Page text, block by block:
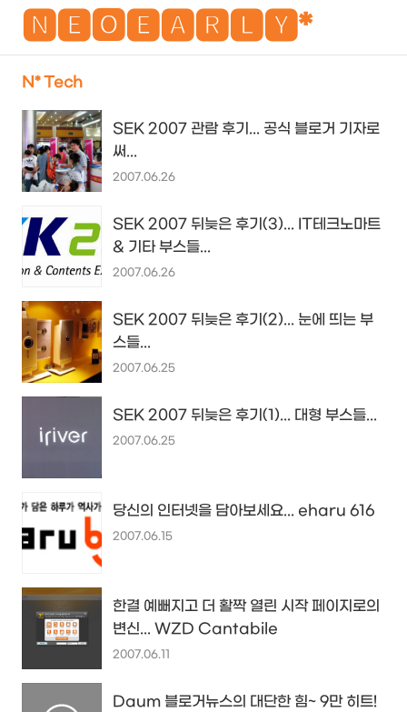
🅽🅴🅾🅴🅰🆁🅻🆈*
색
뉴
N* Tech
SEK 2007 관람 후기... 공식 블로거 기자로
써...
2007.06.26
SEK 2007 뒤늦은 후기(3)... IT테크노마트
& 기타 부스들...
2007.06.26
SEK 2007 뒤늦은 후기(2)... 눈에 띄는 부
스들...
2007.06.25
SEK 2007 뒤늦은 후기(1)... 대형 부스들...
2007.06.25
당신의 인터넷을 담아보세요... eharu 616
2007.06.15
한결 예뻐지고 더 활짝 열린 시작 페이지로의
변신... WZD Cantabile
2007.06.11
Daum 블로거뉴스의 대단한 힘~ 9만 히트!